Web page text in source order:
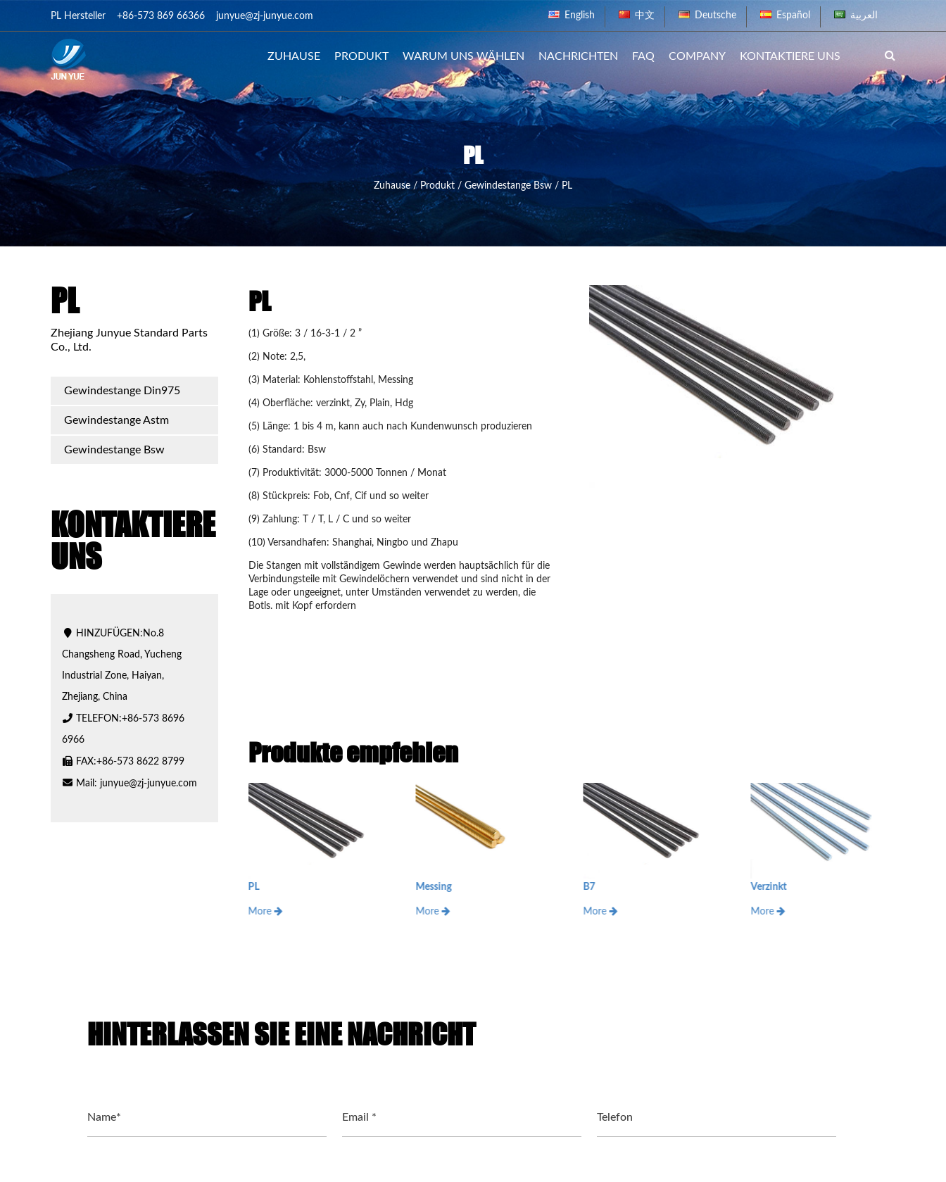
PL Hersteller +86-573 869 66366 junyue@zj-junyue.com English 中文 Deutsche Español العربية
ZUHAUSE PRODUKT WARUM UNS WÄHLEN NACHRICHTEN FAQ COMPANY KONTAKTIERE UNS
PL
Zuhause/Produkt /Gewindestange Bsw / PL
PL
Zhejiang Junyue Standard Parts
Co., Ltd.
Gewindestange Din975
Gewindestange Astm
Gewindestange Bsw
KONTAKTIERE
UNS
HINZUFÜGEN:No.8
Changsheng Road, Yucheng
Industrial Zone, Haiyan,
Zhejiang, China
TELEFON:+86-573 8696
6966
FAX:+86-573 8622 8799
Mail: junyue@zj-junyue.com
PL
(1) Größe: 3 / 16-3-1 / 2 ”
(2) Note: 2,5,
(3) Material: Kohlenstoffstahl, Messing
(4) Oberfläche: verzinkt, Zy, Plain, Hdg
(5) Länge: 1 bis 4 m, kann auch nach Kundenwunsch produzieren
(6) Standard: Bsw
(7) Produktivität: 3000-5000 Tonnen / Monat
(8) Stückpreis: Fob, Cnf, Cif und so weiter
(9) Zahlung: T / T, L / C und so weiter
(10) Versandhafen: Shanghai, Ningbo und Zhapu
Die Stangen mit vollständigem Gewinde werden hauptsächlich für die
Verbindungsteile mit Gewindelöchern verwendet und sind nicht in der
Lage oder ungeeignet, unter Umständen verwendet zu werden, die
Botls. mit Kopf erfordern
Produkte empfehlen
PL
More
Messing
More
B7
More
Verzinkt
More
HINTERLASSEN SIE EINE NACHRICHT
Name* Email * Telefon